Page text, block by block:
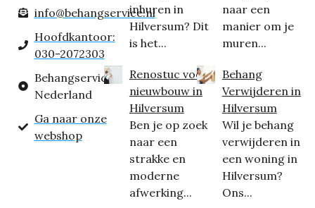
info@behangservice.nl
Hoofdkantoor:
030-2072303
Behangservice
Nederland
Ga naar onze
webshop
inhuren in
Hilversum? Dit
is het...
Renostuc voor
nieuwbouw in
Hilversum
Ben je op zoek
naar een
strakke en
moderne
afwerking...
naar een
manier om je
muren...
Behang
Verwijderen in
Hilversum
Wil je behang
verwijderen in
een woning in
Hilversum?
Ons...